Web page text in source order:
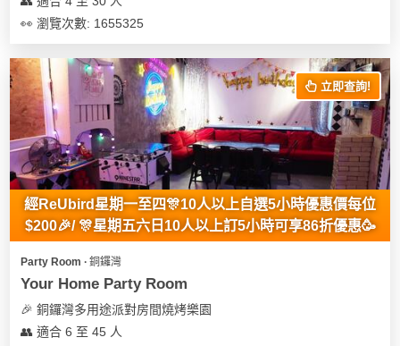
👀 瀏覽次數: 1655325
立即查詢!
經ReUbird星期一至四🎊10人以上自選5小時優惠價每位
$200🎉/ 🎊星期五六日10人以上訂5小時可享86折優惠🥳
Party Room ∙ 銅鑼灣
Your Home Party Room
🎉 銅鑼灣多用途派對房間燒烤樂園
👥 適合 6 至 45 人